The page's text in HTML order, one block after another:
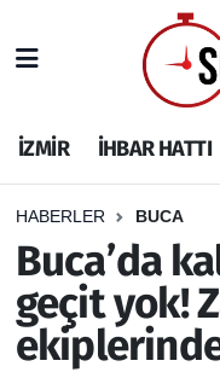
İZMİR İHBAR HATTI
HABERLER BUCA
Buca’da
geçit yok!
İHBAR HATTI
DEPREM
GENEL
EKONOMİ
İzmir Nöbetçi
İzmir Hava
İzmir Namaz
İzmir Trafik
Puan Durumu